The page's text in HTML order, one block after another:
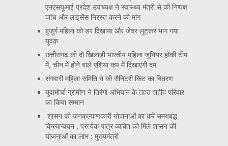
एनएसयूआई प्रदेश उपाध्यक्ष ने स्वास्थ्य मंत्री से की निष्पक्ष
जांच और लाइसेंस निरस्त करने की मांग
बुजुर्ग महिला को डर दिखाया और जेवर लूटकर भाग गया
युवक
छत्तीसगढ़ की दो खिलाड़ी भारतीय महिला जूनियर हॉकी टीम
में, चीन में होने वाले एशिया कप में दिखाएंगी दम
संगवारी महिला समिति ने की सैनिटरी किट का वितरण
युवामोर्चा ग्रामीण ने तिरंगा अभियान के तहत शहीद परिवार
का किया सम्मान
शासन की जनकल्याणकारी योजनाओं का करें समयबद्ध
क्रियान्वयन , प्रत्येक पात्र व्यक्ति को मिले शासन की
योजनाओं का लाभ : मुख्यमंत्री